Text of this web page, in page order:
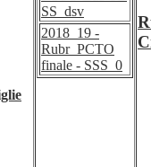
SS_dsv
2018_19 -
Rubr_PCTO
finale - SSS_0